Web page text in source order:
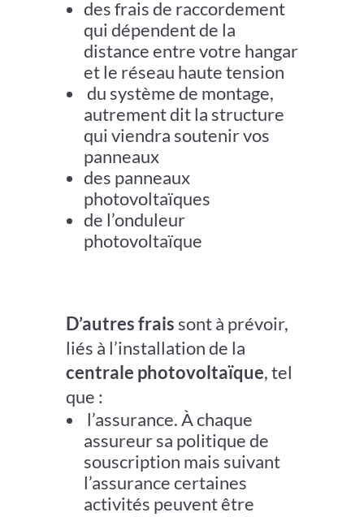
des frais de raccordement
qui dépendent de la
distance entre votre hangar
et le réseau haute tension
du système de montage,
autrement dit la structure
qui viendra soutenir vos
panneaux
des panneaux
photovoltaïques
de l’onduleur
photovoltaïque
D’autres frais sont à prévoir,
liés à l’installationde la
centrale photovoltaïque, tel
que :
l’assurance. À chaque
assureur sa politique de
souscription mais suivant
l’assurance certaines
activités peuvent être